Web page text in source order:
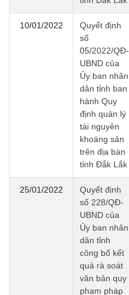
10/01/2022
Quyết định
số
05/2022/QĐ-
UBND của
Ủy ban nhân
dân tỉnh ban
hành Quy
định quản lý
tài nguyên
khoáng sản
trên địa bàn
tỉnh Đắk Lắk
25/01/2022
Quyết định
số 228/QĐ-
UBND của
Ủy ban nhân
dân tỉnh
công bố kết
quả rà soát
văn bản quy
phạm pháp